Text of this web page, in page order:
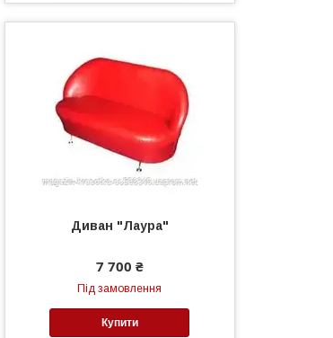
Диван "Лаура"
7 700 ₴
Під замовлення
Купити